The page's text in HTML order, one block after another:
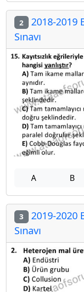
2 2018-2019
Sınavı
A B
3 2019-2020
Sınavı